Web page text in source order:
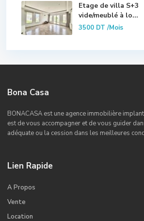
Etage de villa S+3
vide/meublé à lo...
3500 DT/Mois
Bona Casa
BONACASA est une agence immobilière
est de vous accompagner et de vous guider
adéquate ou la cession dans les meilleures
Lien Rapide
A Propos
Vente
Location